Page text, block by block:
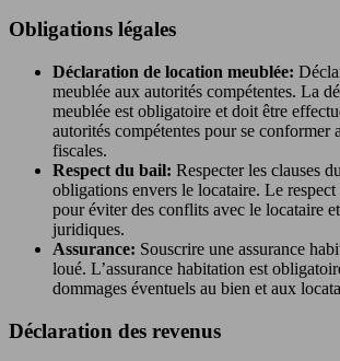
Obligations légales
Déclaration de location meublée:
meublée aux autorités compétentes. La
meublée est obligatoire et doit être
autorités compétentes pour se conformer
fiscales.
Respect du bail: Respecter les clauses
obligations envers le locataire. Le respect
pour éviter des conflits avec le locataire
juridiques.
Assurance: Souscrire une assurance
loué. L’assurance habitation est
dommages éventuels au bien et aux
Déclaration des revenus